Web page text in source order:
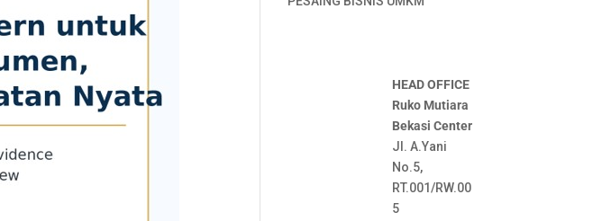
HEAD OFFICE
Ruko Mutiara
Bekasi Center
Jl. A.Yani
No.5,
RT.001/RW.00
5